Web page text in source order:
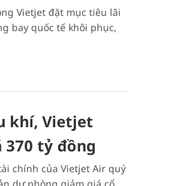
Vietjet đặt mục tiêu lãi
bay quốc tế khôi phục,
khí, Vietjet
tỷ đồng
chính của Vietjet Air quý
dự phòng giảm giá cổ